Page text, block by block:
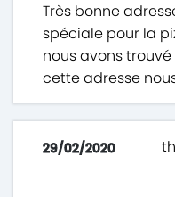
Très bonne
spéciale pour la
nous avons
cette adresse
29/02/2020